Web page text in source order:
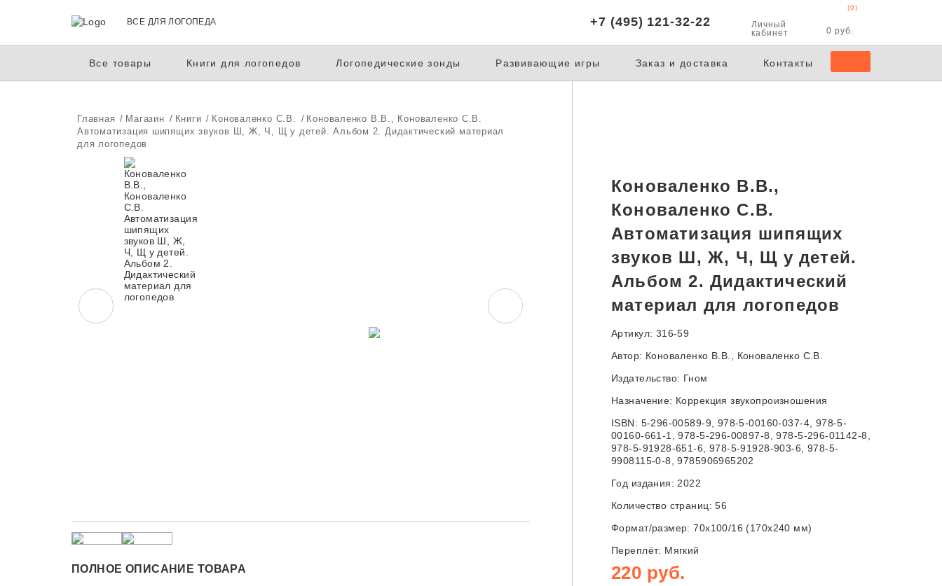
ВСЕ ДЛЯ ЛОГОПЕДА +7 (495) 121-32-22
Личный
кабинет
(0)
0 руб.
Все товары Книги для логопедов Логопедические зонды Развивающие игры Заказ и доставка Контакты
Главная Магазин Книги Коноваленко С.В.
Коноваленко В.В., Коноваленко С.В.
Автоматизация шипящих звуков Ш, Ж, Ч, Щ у детей. Альбом 2. Дидактический материал
для логопедов
ПОЛНОЕ ОПИСАНИЕ ТОВАРА
Коноваленко В.В.,
Коноваленко С.В.
Автоматизация шипящих
звуков Ш, Ж, Ч, Щ у детей.
Альбом 2. Дидактический
материал для логопедов
Артикул: 316-59
Автор: Коноваленко В.В., Коноваленко С.В.
Издательство: Гном
Назначение: Коррекция звукопроизношения
ISBN: 5-296-00589-9, 978-5-00160-037-4, 978-5-
00160-661-1, 978-5-296-00897-8, 978-5-296-01142-8,
978-5-91928-651-6, 978-5-91928-903-6, 978-5-
9908115-0-8, 9785906965202
Год издания: 2022
Количество страниц: 56
Формат/размер: 70x100/16 (170x240 мм)
Переплёт: Мягкий
220 руб.